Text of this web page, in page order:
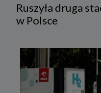
Ruszyła druga
w Polsce